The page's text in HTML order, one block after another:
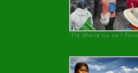
Tía María no va ! Perú